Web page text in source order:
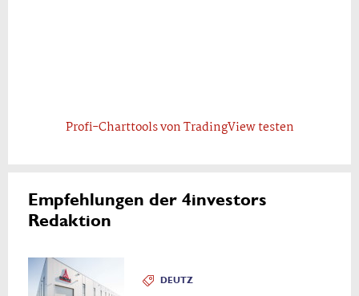
Profi-Charttools von TradingView testen
Empfehlungen der 4investors
Redaktion
DEUTZ